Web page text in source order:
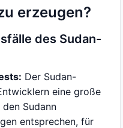
erzeugen?
des Sudan-
Der Sudan-
eine große
Sudann
entsprechen, für